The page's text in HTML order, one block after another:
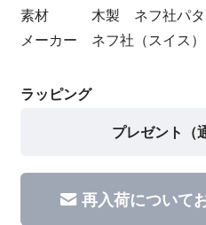
素材 木製 ネフ社パター
メーカー ネフ社（スイス）
ラッピング
プレゼント
再入荷について